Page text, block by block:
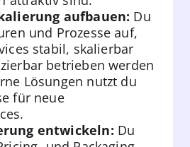
aufbauen: Du
und Prozesse auf,
stabil, skalierbar
betrieben werden
Lösungen nutzt du
für neue
entwickeln: Du